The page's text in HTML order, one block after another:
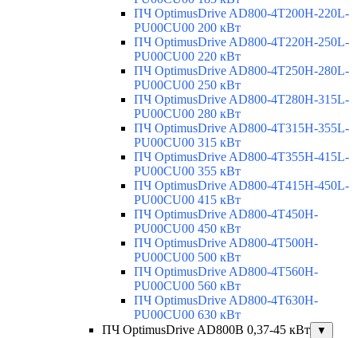
ПЧ OptimusDrive AD800-4T200H-220L-
PU00CU00 200 кВт
ПЧ OptimusDrive AD800-4T220H-250L-
PU00CU00 220 кВт
ПЧ OptimusDrive AD800-4T250H-280L-
PU00CU00 250 кВт
ПЧ OptimusDrive AD800-4T280H-315L-
PU00CU00 280 кВт
ПЧ OptimusDrive AD800-4T315H-355L-
PU00CU00 315 кВт
ПЧ OptimusDrive AD800-4T355H-415L-
PU00CU00 355 кВт
ПЧ OptimusDrive AD800-4T415H-450L-
PU00CU00 415 кВт
ПЧ OptimusDrive AD800-4T450H-
PU00CU00 450 кВт
ПЧ OptimusDrive AD800-4T500H-
PU00CU00 500 кВт
ПЧ OptimusDrive AD800-4T560H-
PU00CU00 560 кВт
ПЧ OptimusDrive AD800-4T630H-
PU00CU00 630 кВт
ПЧ OptimusDrive AD800B 0,37-45 кВт
▼